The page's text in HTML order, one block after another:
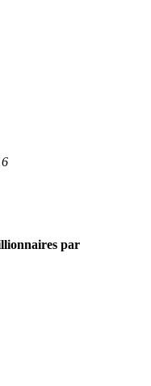
par